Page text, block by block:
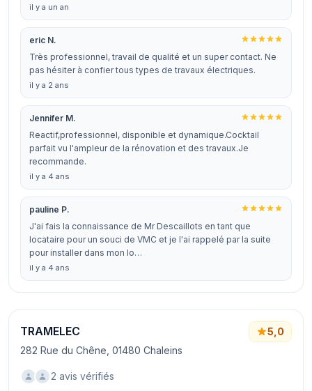
il y a un an
eric N.
Très professionnel, travail de qualité et un super contact. Ne
pas hésiter à confier tous types de travaux électriques.
il y a 2 ans
Jennifer M.
Reactif,professionnel, disponible et dynamique.Cocktail
parfait vu l'ampleur de la rénovation et des travaux.Je
recommande.
il y a 4 ans
pauline P.
J'ai fais la connaissance de Mr Descaillots en tant que
locataire pour un souci de VMC et je l'ai rappelé par la suite
pour installer dans mon lo…
il y a 4 ans
TRAMELEC
282 Rue du Chêne, 01480 Chaleins
5,0
2 avis vérifiés